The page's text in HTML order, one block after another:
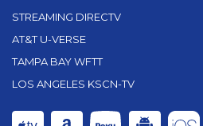
STREAMING DIRECTV
AT&T U-VERSE
TAMPA BAY WFTT
LOS ANGELES KSCN-TV